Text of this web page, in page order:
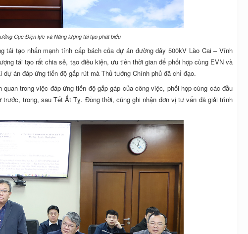
Cục Điện lực và Năng lượng tái tạo phát biểu
tái tạo nhấn mạnh tính cấp bách của dự án đường dây 500kV Lào Cai – Vĩnh
tái tạo rất chia sẻ, tạo điều kiện, ưu tiên thời gian để phối hợp cùng EVN và
án đáp ứng tiến độ gấp rút mà Thủ tướng Chính phủ đã chỉ đạo.
trong việc đáp ứng tiến độ gấp gáp của công việc, phối hợp cùng các đầu
trong, sau Tết Ất Tỵ. Đồng thời, cũng ghi nhận đơn vị tư vấn đã giải trình